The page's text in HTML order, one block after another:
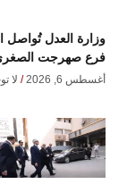
وزارة العدل تُواصل
فرع صهرجت الصغرى
أغسطس 6, 2026 لا